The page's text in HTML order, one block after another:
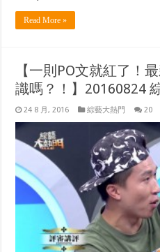
Read More »
【一則PO文就紅了！
識嗎？！】20160824
24 8 月, 2016 綜藝大熱門 20